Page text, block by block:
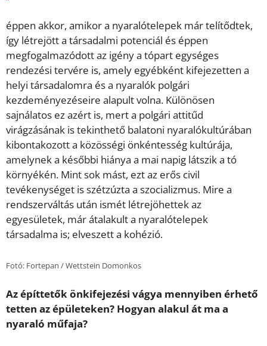
éppen akkor, amikor a nyaralótelepek már telítődtek,
így létrejött a társadalmi potenciál és éppen
megfogalmazódott az igény a tópart egységes
rendezési tervére is, amely egyébként kifejezetten a
helyi társadalomra és a nyaralók polgári
kezdeményezéseire alapult volna. Különösen
sajnálatos ez azért is, mert a polgári attitűd
virágzásának is tekinthető balatoni nyaralókultúrában
kibontakozott a közösségi önkéntesség kultúrája,
amelynek a későbbi hiánya a mai napig látszik a tó
környékén. Mint sok mást, ezt az erős civil
tevékenységet is szétzúzta a szocializmus. Mire a
rendszerváltás után ismét létrejöhettek az
egyesületek, már átalakult a nyaralótelepek
társadalma is; elveszett a kohézió.
Fotó: Fortepan / Wettstein Domonkos
Az építtetők önkifejezési vágya mennyiben érhető
tetten az épületeken? Hogyan alakul át ma a
nyaraló műfaja?